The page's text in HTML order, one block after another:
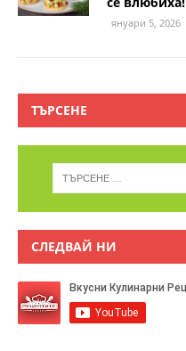
януари 5, 2026
ТЪРСЕНЕ
СЛЕДВАЙ НИ